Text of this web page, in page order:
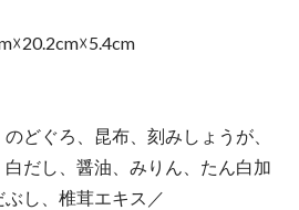
どぐろ、昆布、刻みしょうが、
だし、醤油、みりん、たん白加
し、椎茸エキス／